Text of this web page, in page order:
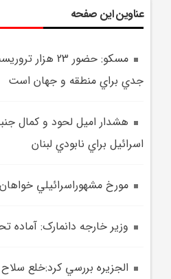
عناوین این صفحه
مسکو: حضور 23
جدي براي منطقه و جهان است
هشدار اميل لحود و کمال
اسرائيل براي نابودي لبنان
مورخ مشهوراسرائيلي
وزير خارجه دانمارک: آماده
الجزيره بررسي کرد:خلع